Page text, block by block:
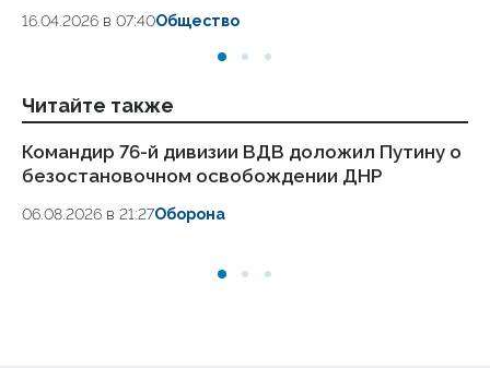
16.04.2026 в 07:40Общество
Читайте также
Командир 76-й дивизии ВДВ доложил Путину о
безостановочном освобождении ДНР
06.08.2026 в 21:27Оборона